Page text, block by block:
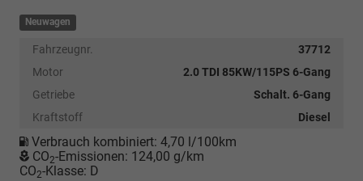
Neuwagen
Fahrzeugnr.
37712
Motor
2.0 TDI 85KW/115PS 6-Gang
Getriebe
Schalt. 6-Gang
Kraftstoff
Diesel
Verbrauch kombiniert: 4,70 l/100km
CO2-Emissionen: 124,00 g/km
CO2-Klasse: D